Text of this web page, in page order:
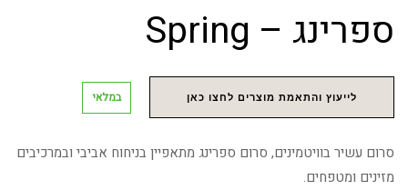
ספרינג – Spring
לייעוץ והתאמת מוצרים לחצו כאן במלאי
סרום עשיר בוויטמינים, סרום ספרינג מתאפיין בניחוח אביבי ובמרכיבים
מזינים ומטפחים.